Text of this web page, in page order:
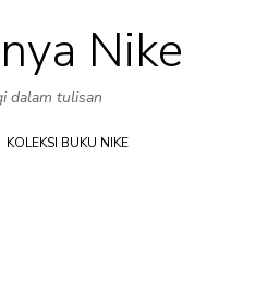
Skip
to
content
Nike
dalam tulisan
KOLEKSI BUKU NIKE